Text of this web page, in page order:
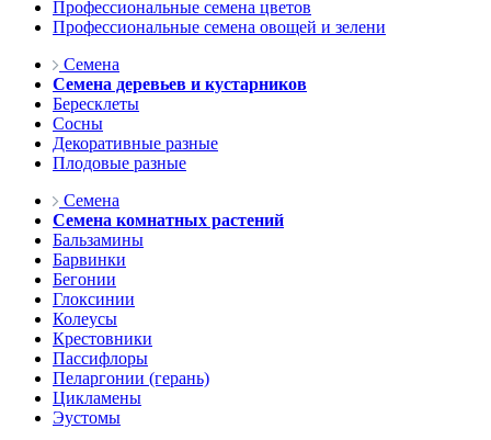
Профессиональные семена цветов
Профессиональные семена овощей и зелени
Семена
Семена деревьев и кустарников
Бересклеты
Сосны
Декоративные разные
Плодовые разные
Семена
Семена комнатных растений
Бальзамины
Барвинки
Бегонии
Глоксинии
Колеусы
Крестовники
Пассифлоры
Пеларгонии (герань)
Цикламены
Эустомы